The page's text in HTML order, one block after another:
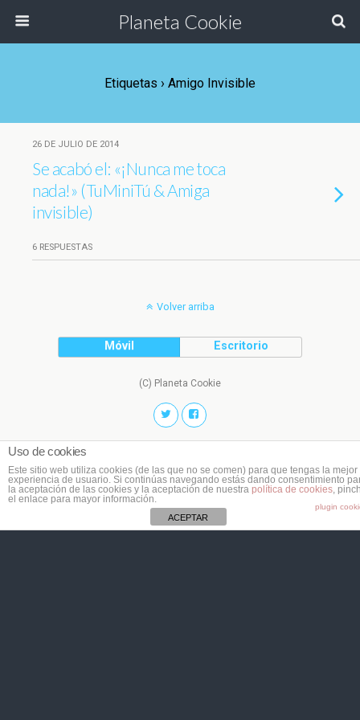
Planeta Cookie
Etiquetas › Amigo Invisible
26 DE JULIO DE 2014
Se acabó el: «¡Nunca me toca
nada!» (TuMiniTú & Amiga
invisible)
6 RESPUESTAS
Volver arriba
Móvil Escritorio
(C) Planeta Cookie
Uso de cookies
Este sitio web utiliza cookies (de las que no se comen) para que tengas la mejor
experiencia de usuario. Si continúas navegando estás dando consentimiento
la aceptación de las cookies y la aceptación de nuestra política de cookies,
el enlace para mayor información.
plugin
ACEPTAR